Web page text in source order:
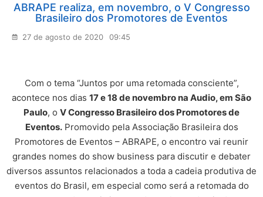
ABRAPE realiza, em novembro, o V Congresso
Brasileiro dos Promotores de Eventos
27 de agosto de 2020 09:45
Com o tema “Juntos por uma retomada consciente”,
acontece nos dias 17 e 18 de novembro na Audio, em São
Paulo, o V Congresso Brasileiro dos Promotores de
Eventos.Promovido pela Associação Brasileira dos
Promotores de Eventos – ABRAPE, o encontro vai reunir
grandes nomes do show business para discutir e debater
diversos assuntos relacionados a toda a cadeia produtiva de
eventos do Brasil, em especial como será a retomada do